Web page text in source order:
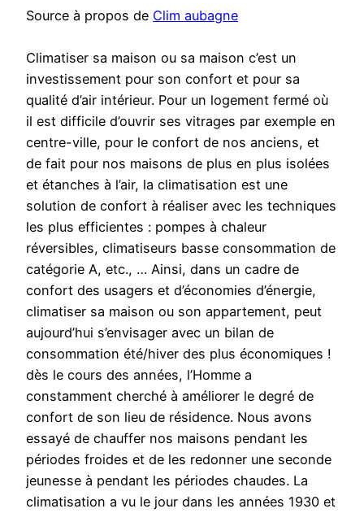
Source à propos de Clim aubagne
Climatiser sa maison ou sa maison c’est un
investissement pour son confort et pour sa
qualité d’air intérieur. Pour un logement fermé où
il est difficile d’ouvrir ses vitrages par exemple en
centre-ville, pour le confort de nos anciens, et
de fait pour nos maisons de plus en plus isolées
et étanches à l’air, la climatisation est une
solution de confort à réaliser avec les techniques
les plus efficientes : pompes à chaleur
réversibles, climatiseurs basse consommation de
catégorie A, etc., … Ainsi, dans un cadre de
confort des usagers et d’économies d’énergie,
climatiser sa maison ou son appartement, peut
aujourd’hui s’envisager avec un bilan de
consommation été/hiver des plus économiques !
dès le cours des années, l’Homme a
constamment cherché à améliorer le degré de
confort de son lieu de résidence. Nous avons
essayé de chauffer nos maisons pendant les
périodes froides et de les redonner une seconde
jeunesse à pendant les périodes chaudes. La
climatisation a vu le jour dans les années 1930 et